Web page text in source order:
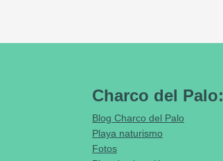
Charco del Palo:
Blog Charco del Palo
Playa naturismo
Fotos